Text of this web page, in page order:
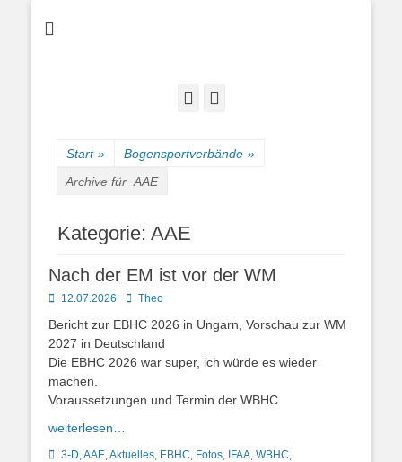
Facebook
Start » Bogensportverbände »
Archive für AAE
Kategorie: AAE
Nach der EM ist vor der WM
Posted
12.07.2026 AutorTheo
Bericht zur EBHC 2026 in Ungarn, Vorschau zur WM
2027 in Deutschland
Die EBHC 2026 war super, ich würde es wieder
machen.
Voraussetzungen und Termin der WBHC
weiterlesen…
Kategorien
3-D AAE Aktuelles EBHC Fotos IFAA WBHC